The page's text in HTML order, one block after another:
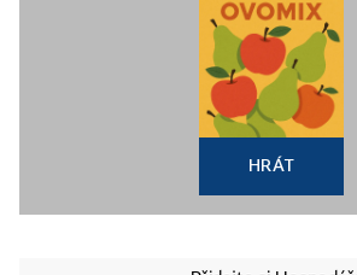
HRÁT